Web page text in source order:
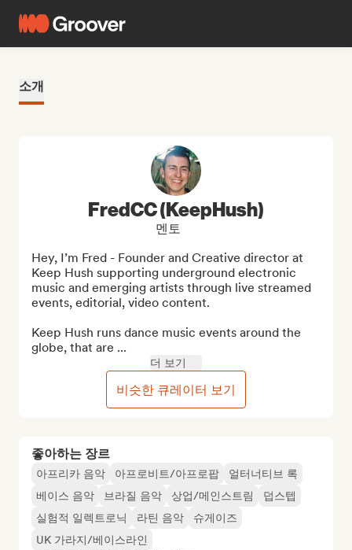
소개
좋아하는 장르
아프리카 음악 아프로비트/아프로팝
얼터너티브 록
베이스 음악
브라질 음악 상업/메인스트림
덥스텝
실험적 일렉트로닉
라틴 음악
슈게이즈
UK 가라지/베이스라인
FredCC (KeepHush)
멘토
Hey, I’m Fred - Founder and Creative director at
Keep Hush supporting underground electronic
music and emerging artists through live streamed
events, editorial, video content.
Keep Hush runs dance music events around the
globe, that are ...
더 보기
비슷한 큐레이터 보기